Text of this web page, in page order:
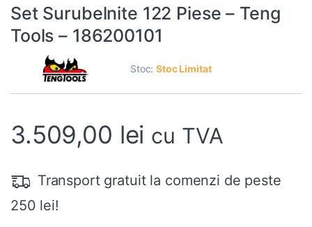
Set Surubelnite 122 Piese – Teng
Tools – 186200101
Stoc:Stoc Limitat
3.509,00 lei cu TVA
Transport gratuit la comenzi de peste
250 lei!